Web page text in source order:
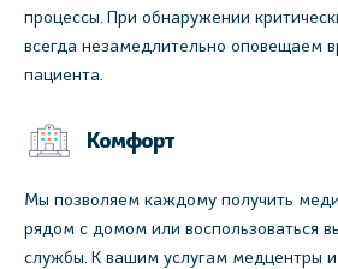
процессы. При обнаружении
всегда незамедлительно оповещаем
пациента.
Комфорт
Мы позволяем каждому получить
рядом с домом или воспользоваться
службы. К вашим услугам медцентры